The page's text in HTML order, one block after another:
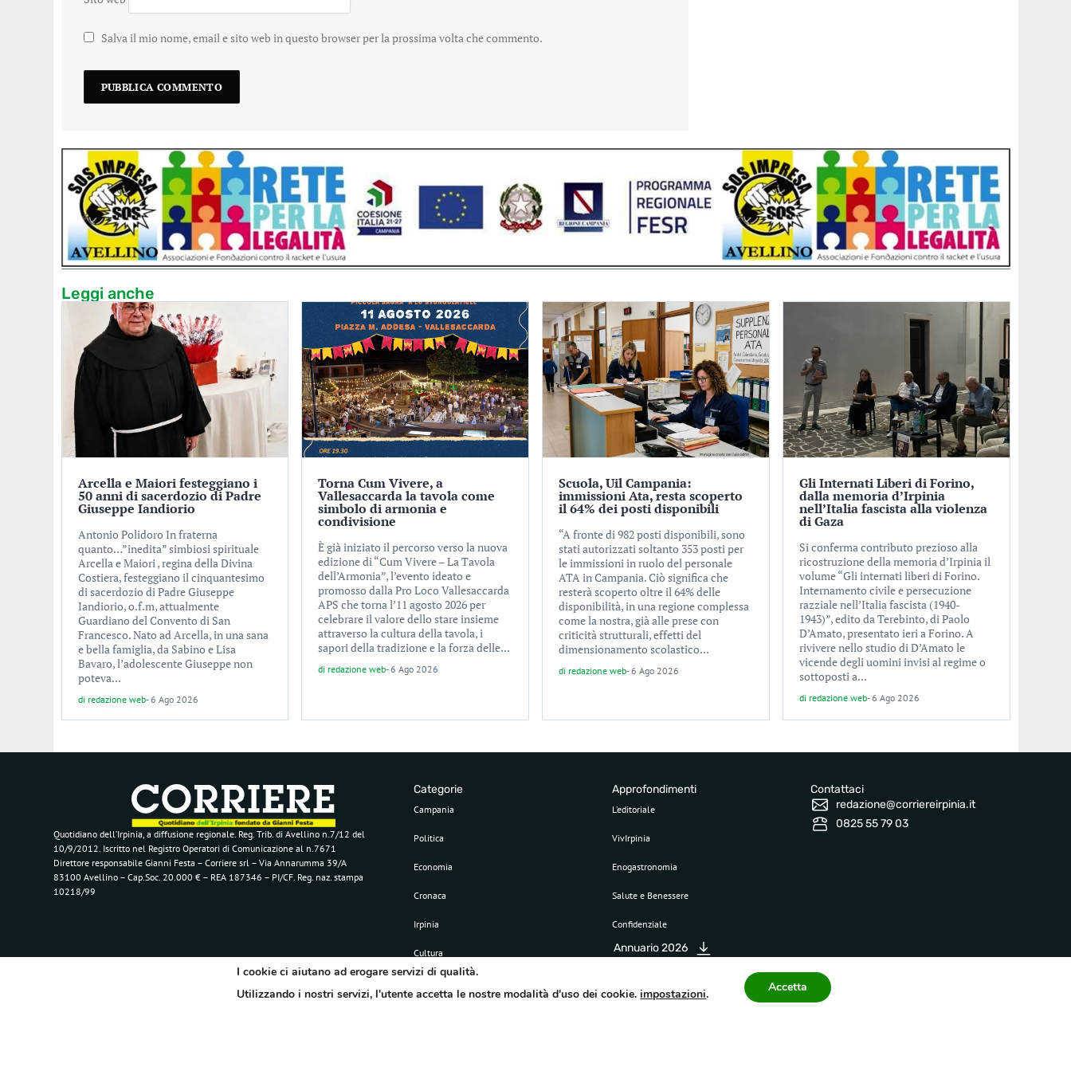
Salva il mio nome, email e sito web in questo browser per la prossima volta che commento.
Leggi anche
Arcella e Maiori festeggiano i
50 anni di sacerdozio di Padre
Giuseppe Iandiorio
Antonio Polidoro In fraterna
quanto…”inedita” simbiosi spirituale
Arcella e Maiori , regina della Divina
Costiera, festeggiano il cinquantesimo
di sacerdozio di Padre Giuseppe
Iandiorio, o.f.m, attualmente
Guardiano del Convento di San
Francesco. Nato ad Arcella, in una sana
e bella famiglia, da Sabino e Lisa
Bavaro, l’adolescente Giuseppe non
poteva...
di redazione web-6 Ago 2026
Torna Cum Vivere, a
Vallesaccarda la tavola come
simbolo di armonia e
condivisione
È già iniziato il percorso verso la nuova
edizione di “Cum Vivere – La Tavola
dell’Armonia”, l’evento ideato e
promosso dalla Pro Loco Vallesaccarda
APS che torna l’11 agosto 2026 per
celebrare il valore dello stare insieme
attraverso la cultura della tavola, i
sapori della tradizione e la forza delle...
di redazione web-6 Ago 2026
Scuola, Uil Campania:
immissioni Ata, resta scoperto
il 64% dei posti disponibili
“A fronte di 982 posti disponibili, sono
stati autorizzati soltanto 353 posti per
le immissioni in ruolo del personale
ATA in Campania. Ciò significa che
resterà scoperto oltre il 64% delle
disponibilità, in una regione complessa
come la nostra, già alle prese con
criticità strutturali, effetti del
dimensionamento scolastico...
di redazione web-6 Ago 2026
Gli Internati Liberi di Forino,
dalla memoria d’Irpinia
nell’Italia fascista alla violenza
di Gaza
Si conferma contributo prezioso alla
ricostruzione della memoria d’Irpinia il
volume “Gli internati liberi di Forino.
Internamento civile e persecuzione
razziale nell’Italia fascista (1940-
1943)”, edito da Terebinto, di Paolo
D’Amato, presentato ieri a Forino. A
rivivere nello studio di D’Amato le
vicende degli uomini invisi al regime o
sottoposti a...
di redazione web-6 Ago 2026
Quotidiano dell’Irpinia, a diffusione regionale. Reg. Trib. di Avellino n.7/12 del
10/9/2012. Iscritto nel Registro Operatori di Comunicazione al n.7671
Direttore responsabile Gianni Festa – Corriere srl – Via Annarumma 39/A
83100 Avellino – Cap.Soc. 20.000 € – REA 187346 – PI/CF. Reg. naz. stampa
10218/99
Categorie
Campania
Politica
Economia
Cronaca
Irpinia
Cultura
Approfondimenti
L’editoriale
VivIrpinia
Enogastronomia
Salute e Benessere
Confidenziale
Annuario 2026
Contattaci
redazione@corriereirpinia.it
0825 55 79 03
I cookie ci aiutano ad erogare servizi di qualità.
Utilizzando i nostri servizi, l'utente accetta le nostre modalità d'uso dei cookie.impostazioni. Accetta